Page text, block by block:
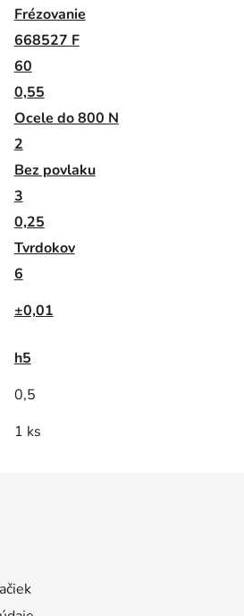
Frézovanie
668527 F
60
0,55
Ocele do 800 N
2
Bez povlaku
3
0,25
Tvrdokov
6
±0,01
h5
0,5
1 ks